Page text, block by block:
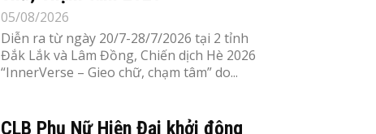
05/08/2026
Diễn ra từ ngày 20/7-28/7/2026 tại 2 tỉnh
Đắk Lắk và Lâm Đồng, Chiến dịch Hè 2026
“InnerVerse – Gieo chữ, chạm tâm” do...
CLB Phụ Nữ Hiện Đại khởi động